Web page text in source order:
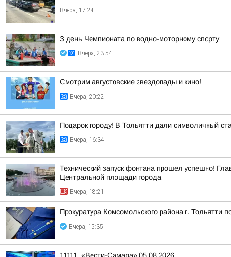
Вчера, 17:24
З день Чемпионата по водно-моторному спорту
Вчера, 23:54
Смотрим августовские звездопады и кино!
Вчера, 20:22
Подарок городу! В Тольятти дали символичный
Вчера, 16:34
Технический запуск фонтана прошел успешно!
Центральной площади города
Вчера, 18:21
Прокуратура Комсомольского района г. Тольятти
Вчера, 15:35
11111. «Вести-Самара» 05.08.2026